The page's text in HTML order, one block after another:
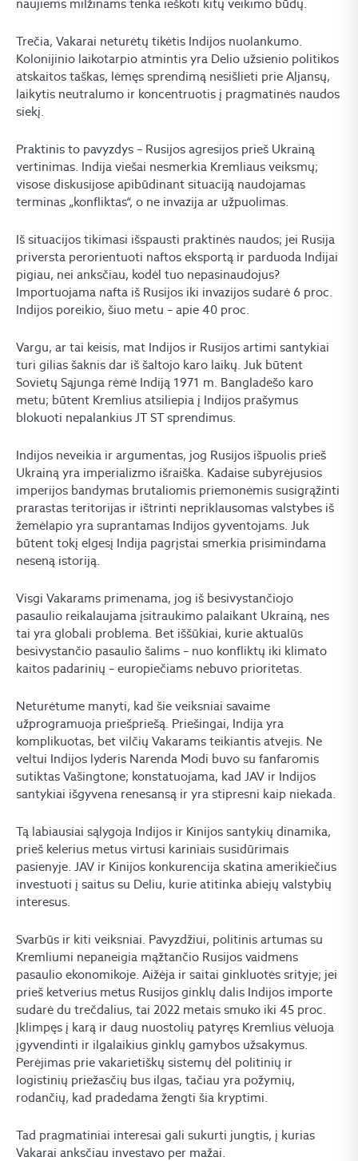
naujiems milžinams tenka ieškoti kitų veikimo būdų.
Trečia, Vakarai neturėtų tikėtis Indijos nuolankumo.
Kolonijinio laikotarpio atmintis yra Delio užsienio politikos
atskaitos taškas, lėmęs sprendimą nesišlieti prie Aljansų,
laikytis neutralumo ir koncentruotis į pragmatinės naudos
siekį.
Praktinis to pavyzdys – Rusijos agresijos prieš Ukrainą
vertinimas. Indija viešai nesmerkia Kremliaus veiksmų;
visose diskusijose apibūdinant situaciją naudojamas
terminas „konfliktas“, o ne invazija ar užpuolimas.
Iš situacijos tikimasi išspausti praktinės naudos; jei Rusija
priversta perorientuoti naftos eksportą ir parduoda Indijai
pigiau, nei anksčiau, kodėl tuo nepasinaudojus?
Importuojama nafta iš Rusijos iki invazijos sudarė 6 proc.
Indijos poreikio, šiuo metu – apie 40 proc.
Vargu, ar tai keisis, mat Indijos ir Rusijos artimi santykiai
turi gilias šaknis dar iš šaltojo karo laikų. Juk būtent
Sovietų Sąjunga rėmė Indiją 1971 m. Bangladešo karo
metu; būtent Kremlius atsiliepia į Indijos prašymus
blokuoti nepalankius JT ST sprendimus.
Indijos neveikia ir argumentas, jog Rusijos išpuolis prieš
Ukrainą yra imperializmo išraiška. Kadaise subyrėjusios
imperijos bandymas brutaliomis priemonėmis susigrąžinti
prarastas teritorijas ir ištrinti nepriklausomas valstybes iš
žemėlapio yra suprantamas Indijos gyventojams. Juk
būtent tokį elgesį Indija pagrįstai smerkia prisimindama
neseną istoriją.
Visgi Vakarams primenama, jog iš besivystančiojo
pasaulio reikalaujama įsitraukimo palaikant Ukrainą, nes
tai yra globali problema. Bet iššūkiai, kurie aktualūs
besivystančio pasaulio šalims – nuo konfliktų iki klimato
kaitos padarinių – europiečiams nebuvo prioritetas.
Neturėtume manyti, kad šie veiksniai savaime
užprogramuoja priešpriešą. Priešingai, Indija yra
komplikuotas, bet vilčių Vakarams teikiantis atvejis. Ne
veltui Indijos lyderis Narenda Modi buvo su fanfaromis
sutiktas Vašingtone; konstatuojama, kad JAV ir Indijos
santykiai išgyvena renesansą ir yra stipresni kaip niekada.
Tą labiausiai sąlygoja Indijos ir Kinijos santykių dinamika,
prieš kelerius metus virtusi kariniais susidūrimais
pasienyje. JAV ir Kinijos konkurencija skatina amerikiečius
investuoti į saitus su Deliu, kurie atitinka abiejų valstybių
interesus.
Svarbūs ir kiti veiksniai. Pavyzdžiui, politinis artumas su
Kremliumi nepaneigia mąžtančio Rusijos vaidmens
pasaulio ekonomikoje. Aižėja ir saitai ginkluotės srityje; jei
prieš ketverius metus Rusijos ginklų dalis Indijos importe
sudarė du trečdalius, tai 2022 metais smuko iki 45 proc.
Įklimpęs į karą ir daug nuostolių patyręs Kremlius vėluoja
įgyvendinti ir ilgalaikius ginklų gamybos užsakymus.
Perėjimas prie vakarietiškų sistemų dėl politinių ir
logistinių priežasčių bus ilgas, tačiau yra požymių,
rodančių, kad pradedama žengti šia kryptimi.
Tad pragmatiniai interesai gali sukurti jungtis, į kurias
Vakarai anksčiau investavo per mažai.